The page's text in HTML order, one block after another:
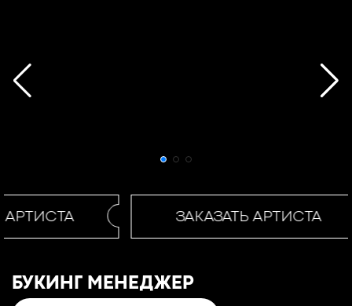
АРТИСТА ЗАКАЗАТЬ АРТИСТА
БУКИНГ МЕНЕДЖЕР